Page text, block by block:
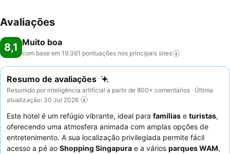
Avaliações
8,1 Muito boa
com base em 19.361 pontuações nos principais sites
Resumo de avaliações
Resumido por inteligência artificial a partir de 800+ comentários · Última
atualização: 30 Jul 2026
Este hotel é um refúgio vibrante, ideal para famílias e turistas,
oferecendo uma atmosfera animada com amplas opções de
entretenimento. A sua localização privilegiada permite fácil
acesso a pé ao Shopping Singapura e a vários parques WAM,